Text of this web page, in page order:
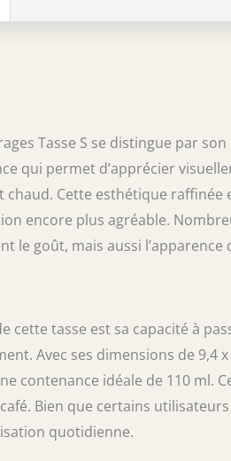
aussi pour la restauration
Artesano Hot Beverages Verre M
borosilicate, Couleur :
Tasse S se distingue par
qui permet d’apprécier
chaud. Cette esthétique
encore plus agréable.
le goût, mais aussi l’apparence
cette tasse est sa capacité à
Avec ses dimensions de 9,4
contenance idéale de 110 ml.
Bien que certains
quotidienne.